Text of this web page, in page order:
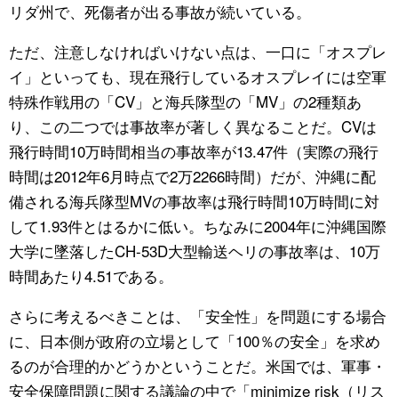
リダ州で、死傷者が出る事故が続いている。
ただ、注意しなければいけない点は、一口に「オスプレ
イ」といっても、現在飛行しているオスプレイには空軍
特殊作戦用の「CV」と海兵隊型の「MV」の2種類あ
り、この二つでは事故率が著しく異なることだ。CVは
飛行時間10万時間相当の事故率が13.47件（実際の飛行
時間は2012年6月時点で2万2266時間）だが、沖縄に配
備される海兵隊型MVの事故率は飛行時間10万時間に対
して1.93件とはるかに低い。ちなみに2004年に沖縄国際
大学に墜落したCH-53D大型輸送ヘリの事故率は、10万
時間あたり4.51である。
さらに考えるべきことは、「安全性」を問題にする場合
に、日本側が政府の立場として「100％の安全」を求め
るのが合理的かどうかということだ。米国では、軍事・
安全保障問題に関する議論の中で「minimize risk（リス